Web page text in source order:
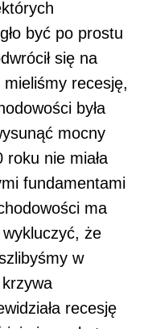
być po prostu
się na
recesję,
była
mocny
nie miała
fundamentami
ma
że
w
recesję